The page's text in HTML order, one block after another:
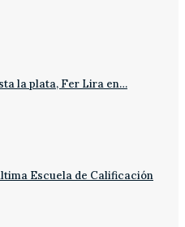
la plata, Fer Lira en…
Escuela de Calificación